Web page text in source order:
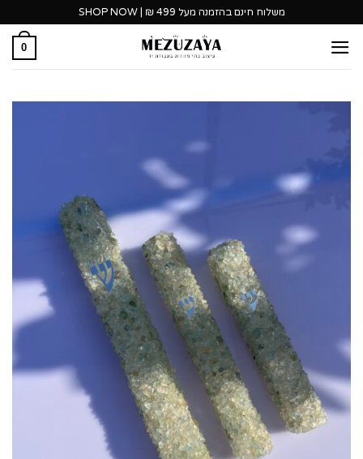
content
משלוח חינם בהזמנה מעל 499 ₪ | SHOP NOW
0